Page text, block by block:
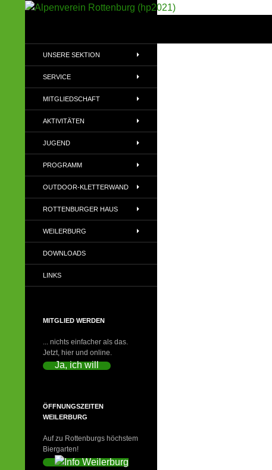
(DAV)
UNSERE SEKTION
SERVICE
MITGLIEDSCHAFT
AKTIVITÄTEN
JUGEND
PROGRAMM
OUTDOOR-KLETTERWAND
ROTTENBURGER HAUS
WEILERBURG
DOWNLOADS
LINKS
MITGLIED WERDEN
... nichts einfacher als das.
Jetzt, hier und online.
Ja, ich will
ÖFFNUNGSZEITEN
WEILERBURG
Auf zu Rottenburgs höchstem
Biergarten!